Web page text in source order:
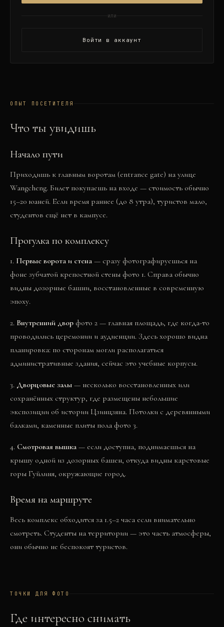
или
Войти в аккаунт
ОПЫТ ПОСЕТИТЕЛЯ
Что ты увидишь
Начало пути
Приходишь к главным воротам (entrance gate) на улице
Wangcheng. Билет покупаешь на входе — стоимость обычно
15–20 юаней. Если время раннее (до 8 утра), туристов мало,
студентов ещё нет в кампусе.
Прогулка по комплексу
1. Первые ворота и стена — сразу фотографируешься на
фоне зубчатой крепостной стены фото 1. Справа обычно
видны дозорные башни, восстановленные в современную
эпоху.
2. Внутренний двор фото 2 — главная площадь, где когда-то
проводились церемонии и аудиенции. Здесь хорошо видна
планировка: по сторонам могли располагаться
административные здания, сейчас это учебные корпусы.
3. Дворцовые залы — несколько восстановленных или
сохранённых структур, где размещены небольшие
экспозиции об истории Цзинцзяна. Потолки с деревянными
балками, каменные плиты пола фото 3.
4. Смотровая вышка — если доступна, поднимаешься на
крышу одной из дозорных башен, откуда видны карстовые
горы Гуйлиня, окружающие город.
Время на маршруте
Весь комплекс обходится за 1.5–2 часа если внимательно
смотреть. Студенты на территории — это часть атмосферы,
они обычно не беспокоят туристов.
ТОЧКИ ДЛЯ ФОТО
Где интересно снимать